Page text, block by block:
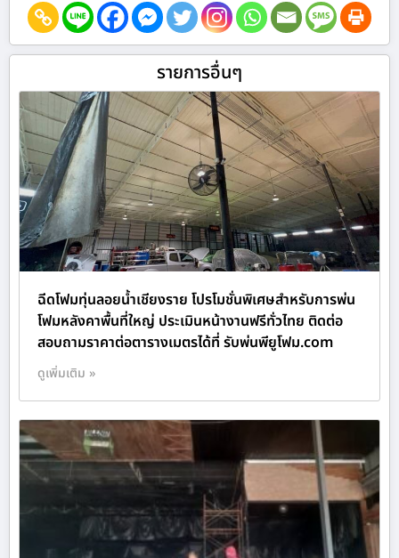
รายการอื่นๆ
ฉีดโฟมทุ่นลอยน้ำเชียงราย โปรโมชั่นพิเศษสำหรับการพ่น
โฟมหลังคาพื้นที่ใหญ่ ประเมินหน้างานฟรีทั่วไทย ติดต่อ
สอบถามราคาต่อตารางเมตรได้ที่ รับพ่นพียูโฟม.com
ดูเพิ่มเติม »